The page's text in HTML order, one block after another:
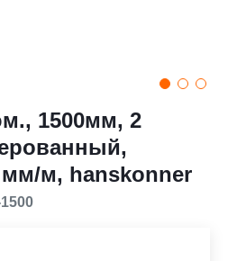
1500мм, 2
мм/м, hanskonner